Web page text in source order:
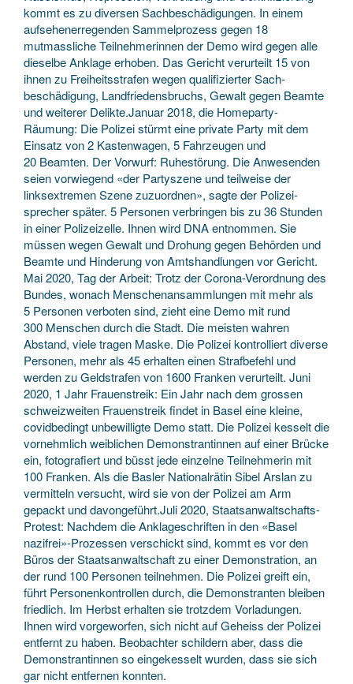
kommt es zu diversen Sach­beschädigungen. In einem
aufsehen­erregenden Sammel­prozess gegen 18
mutmassliche Teilnehmerinnen der Demo wird gegen alle
dieselbe Anklage erhoben. Das Gericht verurteilt 15 von
ihnen zu Freiheits­strafen wegen qualifizierter Sach­
beschädigung, Landfriedens­bruchs, Gewalt gegen Beamte
und weiterer Delikte.Januar 2018, die Homeparty-
Räumung: Die Polizei stürmt eine private Party mit dem
Einsatz von 2 Kastenwagen, 5 Fahrzeugen und
20 Beamten. Der Vorwurf: Ruhestörung. Die Anwesenden
seien vorwiegend «der Partyszene und teilweise der
linksextremen Szene zuzuordnen», sagte der Polizei­
sprecher später. 5 Personen verbringen bis zu 36 Stunden
in einer Polizeizelle. Ihnen wird DNA entnommen. Sie
müssen wegen Gewalt und Drohung gegen Behörden und
Beamte und Hinderung von Amtshandlungen vor Gericht.
Mai 2020, Tag der Arbeit: Trotz der Corona-Verordnung des
Bundes, wonach Menschen­ansammlungen mit mehr als
5 Personen verboten sind, zieht eine Demo mit rund
300 Menschen durch die Stadt. Die meisten wahren
Abstand, viele tragen Maske. Die Polizei kontrolliert diverse
Personen, mehr als 45 erhalten einen Strafbefehl und
werden zu Geldstrafen von 1600 Franken verurteilt. Juni
2020, 1 Jahr Frauenstreik: Ein Jahr nach dem grossen
schweizweiten Frauenstreik findet in Basel eine kleine,
covidbedingt unbewilligte Demo statt. Die Polizei kesselt die
vornehmlich weiblichen Demonstrantinnen auf einer Brücke
ein, fotografiert und büsst jede einzelne Teilnehmerin mit
100 Franken. Als die Basler Nationalrätin Sibel Arslan zu
vermitteln versucht, wird sie von der Polizei am Arm
gepackt und davongeführt.Juli 2020, Staats­anwaltschafts-
Protest: Nachdem die Anklage­schriften in den «Basel
nazifrei»-Prozessen verschickt sind, kommt es vor den
Büros der Staats­anwaltschaft zu einer Demonstration, an
der rund 100 Personen teilnehmen. Die Polizei greift ein,
führt Personen­kontrollen durch, die Demonstranten bleiben
friedlich. Im Herbst erhalten sie trotzdem Vorladungen.
Ihnen wird vorgeworfen, sich nicht auf Geheiss der Polizei
entfernt zu haben. Beobachter schildern aber, dass die
Demonstrantinnen so eingekesselt wurden, dass sie sich
gar nicht entfernen konnten.